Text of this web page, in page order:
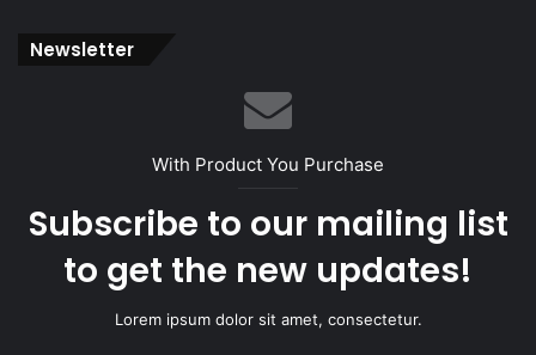
Newsletter
With Product You Purchase
Subscribe to our mailing list
to get the new updates!
Lorem ipsum dolor sit amet, consectetur.